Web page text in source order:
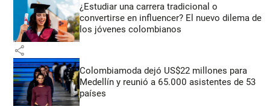
¿Estudiar una carrera tradicional o
convertirse en influencer? El nuevo dilema de
los jóvenes colombianos
share
Colombiamoda dejó US$22 millones para
Medellín y reunió a 65.000 asistentes de 53
países